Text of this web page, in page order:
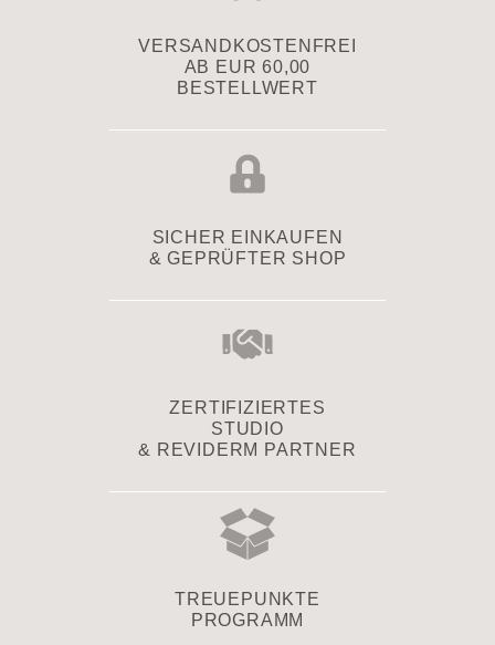
VERSAND­KOSTENFREI
AB EUR 60,00
BESTELLWERT
SICHER EINKAUFEN
& GEPRÜFTER SHOP
ZERTIFIZIERTES
STUDIO
& REVIDERM PARTNER
TREUEPUNKTE
PROGRAMM